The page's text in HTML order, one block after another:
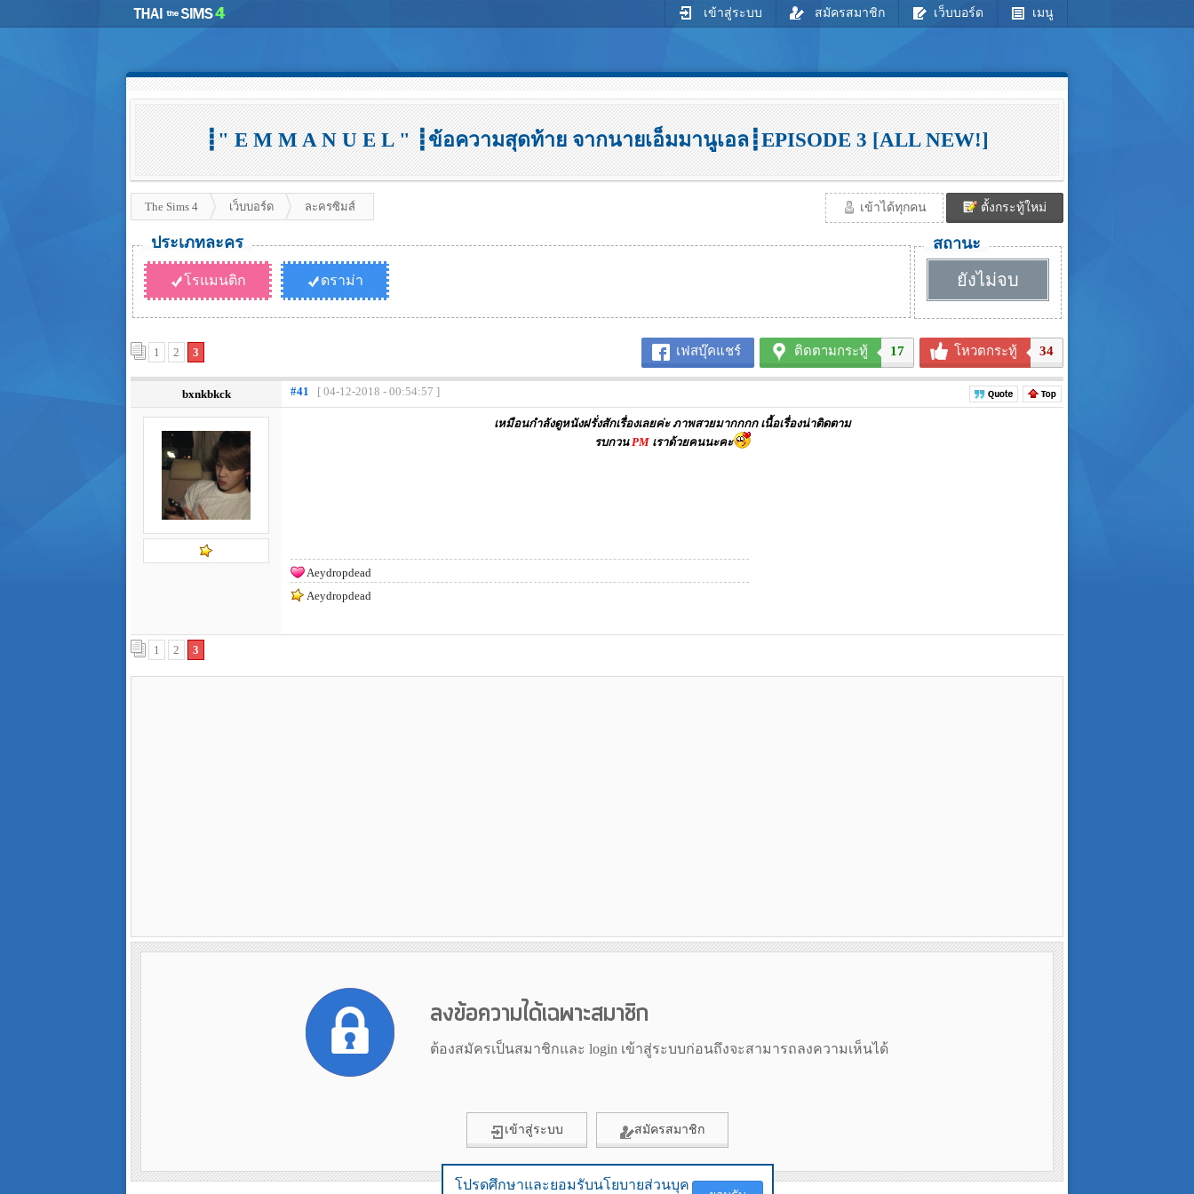
โปรดศึกษาและยอมรับนโยบายส่วนบุค
เข้าสู่ระบบ สมัครสมาชิก เว็บบอร์ด เมนู
┋" E M M A N U E L " ┋ข้อความสุดท้าย จากนายเอ็มมานูเอล┋EPISODE 3 [ALL NEW!]
The Sims 4 เว็บบอร์ด ละครซิมส์ เข้าได้ทุกคน ตั้งกระทู้ใหม่
ประเภทละคร
โรแมนติก ดราม่า
สถานะ
ยังไม่จบ
เฟสบุ๊คแชร์ ติดตามกระทู้ 17 โหวตกระทู้ 34
1 2 3
bxnkbkck #41 [ 04-12-2018 - 00:54:57 ]
เหมือนกำลังดูหนังฝรั่งสักเรื่องเลยค่ะ ภาพสวยมากกกก เนื้อเรื่องน่าติดตาม
รบกวน PM เราด้วยคนนะคะ
Aeydropdead
Aeydropdead
1 2 3
ลงข้อความได้เฉพาะสมาชิก
ต้องสมัครเป็นสมาชิกและ login เข้าสู่ระบบก่อนถึงจะสามารถลงความเห็นได้
เข้าสู่ระบบ สมัครสมาชิก
โปรดศึกษาและยอมรับนโยบายส่วนบุค